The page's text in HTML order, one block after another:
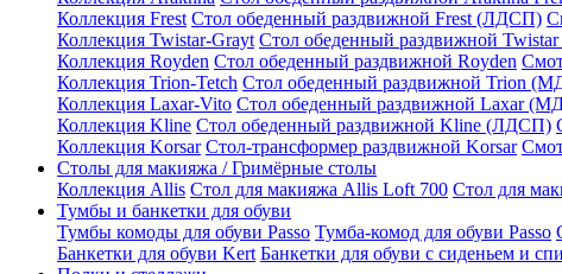
Коллекция Frest Стол обеденный раздвижной Frest (ЛДСП)
Коллекция Twistar-Grayt Стол обеденный раздвижной
Коллекция Royden Стол обеденный раздвижной Royden
Коллекция Trion-Tetch Стол обеденный раздвижной Trion
Коллекция Laxar-Vito Стол обеденный раздвижной Laxar
Коллекция Kline Стол обеденный раздвижной Kline (ЛДСП)
Коллекция Korsar Стол-трансформер раздвижной Korsar
Столы для макияжа / Гримёрные столы
Коллекция Allis Стол для макияжа Allis Loft 700 Стол для
Тумбы и банкетки для обуви
Тумбы комоды для обуви Passo Тумба-комод для обуви Passo
Банкетки для обуви Kert Банкетки для обуви с сиденьем и